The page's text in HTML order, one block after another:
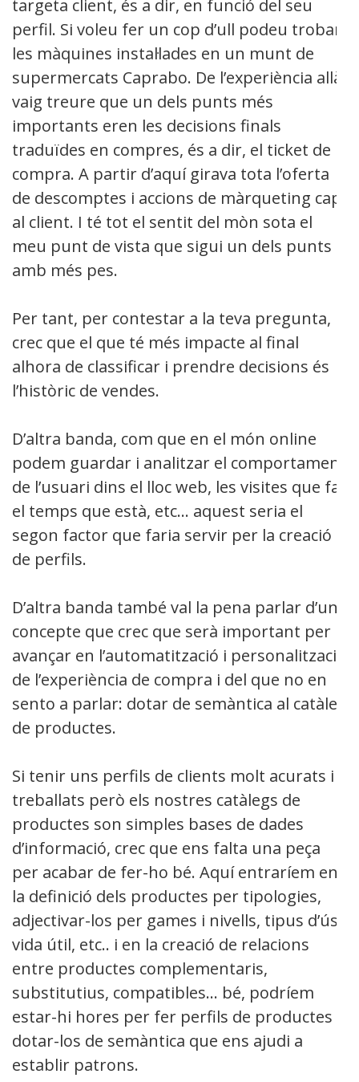
targeta client, és a dir, en funció del seu
perfil. Si voleu fer un cop d’ull podeu trobar
les màquines instal·lades en un munt de
supermercats Caprabo. De l’experiència allà
vaig treure que un dels punts més
importants eren les decisions finals
traduïdes en compres, és a dir, el ticket de
compra. A partir d’aquí girava tota l’oferta
de descomptes i accions de màrqueting cap
al client. I té tot el sentit del mòn sota el
meu punt de vista que sigui un dels punts
amb més pes.
Per tant, per contestar a la teva pregunta,
crec que el que té més impacte al final
alhora de classificar i prendre decisions és
l’històric de vendes.
D’altra banda, com que en el món online
podem guardar i analitzar el comportament
de l’usuari dins el lloc web, les visites que fa,
el temps que està, etc… aquest seria el
segon factor que faria servir per la creació
de perfils.
D’altra banda també val la pena parlar d’un
concepte que crec que serà important per
avançar en l’automatització i personalització
de l’experiència de compra i del que no en
sento a parlar: dotar de semàntica al catàleg
de productes.
Si tenir uns perfils de clients molt acurats i
treballats però els nostres catàlegs de
productes son simples bases de dades
d’informació, crec que ens falta una peça
per acabar de fer-ho bé. Aquí entraríem en
la definició dels productes per tipologies,
adjectivar-los per games i nivells, tipus d’ús,
vida útil, etc.. i en la creació de relacions
entre productes complementaris,
substitutius, compatibles… bé, podríem
estar-hi hores per fer perfils de productes i
dotar-los de semàntica que ens ajudi a
establir patrons.